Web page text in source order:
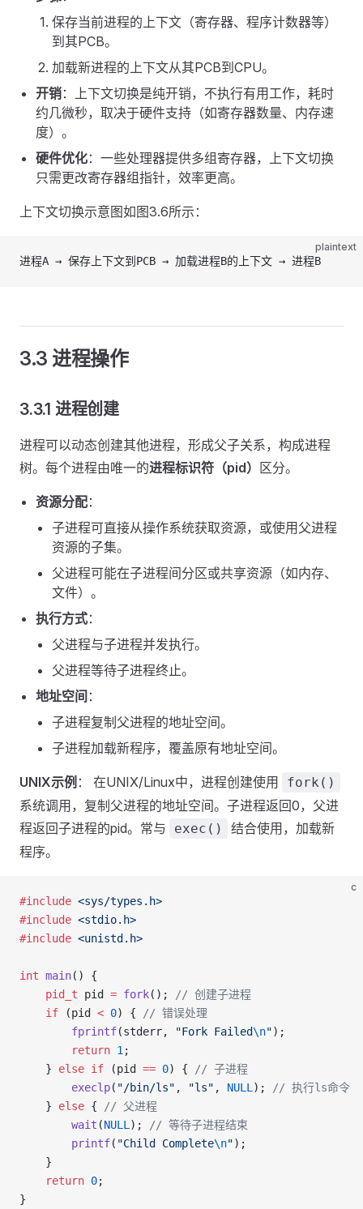
保存当前进程的上下文（寄存器、程序计数器等）
到其PCB。
加载新进程的上下文从其PCB到CPU。
开销：上下文切换是纯开销，不执行有用工作，耗时
约几微秒，取决于硬件支持（如寄存器数量、内存速
度）。
硬件优化：一些处理器提供多组寄存器，上下文切换
只需更改寄存器组指针，效率更高。
上下文切换示意图如图3.6所示：
plaintext
进程A → 保存上下文到PCB → 加载进程B的上下文 → 进程B
3.3 进程操作
3.3.1 进程创建
进程可以动态创建其他进程，形成父子关系，构成进程
树。每个进程由唯一的进程标识符（pid） 区分。
资源分配：
子进程可直接从操作系统获取资源，或使用父进程
资源的子集。
父进程可能在子进程间分区或共享资源（如内存、
文件）。
执行方式：
父进程与子进程并发执行。
父进程等待子进程终止。
地址空间 ：
子进程复制父进程的地址空间。
子进程加载新程序，覆盖原有地址空间。
UNIX示例 ： 在UNIX/Linux中，进程创建使用 fork()
系统调用，复制父进程的地址空间。子进程返回0，父进
程返回子进程的pid。常与
exec()
结合使用，加载新
程序。
c
#include <sys/types.h>
#include <stdio.h>
#include <unistd.h>
int main() {
    pid_t
pid = fork();
// 创建子进程
    if
(pid < 0) { // 错误处理
        fprintf
(stderr, "Fork Failed\n");
        return
1 ;
    }
else if (pid == 0) { // 子进程
        execlp
( "/bin/ls" , "ls" , NULL );
// 执行ls命令
    }
else { // 父进程
        wait
(NULL );
// 等待子进程结束
        printf
( "Child Complete\n");
    }
    return
0;
}